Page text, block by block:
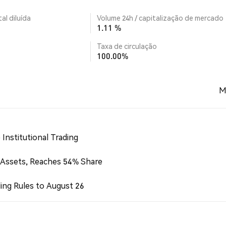
diluída Volume 24h / capitalização de mercado
1.11 %
Taxa de circulação
100.00%
Institutional Trading
Reaches 54% Share
Rules to August 26